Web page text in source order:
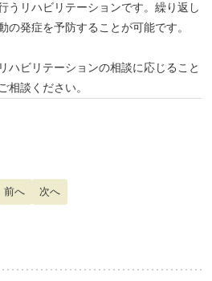
うリハビリテーションです。繰り返し
の発症を予防することが可能です。
ハビリテーションの相談に応じること
相談ください。
前の記事へ: 突発性難聴
前へ 次の記事へ: 育児ノイローゼ
次へ